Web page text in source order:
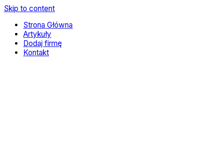
Skip to content
Strona Główna
Artykuły
Dodaj firmę
Kontakt